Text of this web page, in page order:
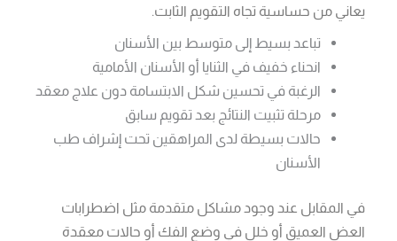
يعاني من حساسية تجاه التقويم الثابت.
تباعد بسيط إلى متوسط بين الأسنان
انحناء خفيف في الثنايا أو الأسنان الأمامية
الرغبة في تحسين شكل الابتسامة دون علاج معقد
مرحلة تثبيت النتائج بعد تقويم سابق
حالات بسيطة لدى المراهقين تحت إشراف طب
الأسنان
في المقابل عند وجود مشاكل متقدمة مثل اضطرابات
العض العميق أو خلل في وضع الفك أو حالات معقدة